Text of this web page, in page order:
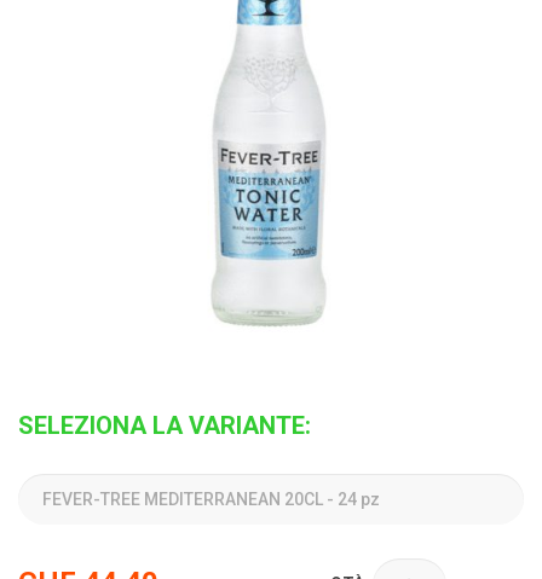
SELEZIONA LA VARIANTE: